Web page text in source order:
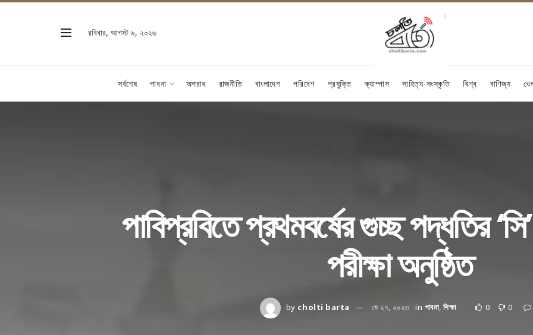
রবিবার, আগস্ট ৯, ২০২৬
সর্বশেষ পাবনা অপরাধ রাজনীতি বাংলাদেশ পরিবেশ প্রযুক্তি ক্যাম্পাস সাহিত্য-সংস্কৃতি বিশ্ব বাণিজ্য
পাবিপ্রবিতে প্রথমবর্ষের গুচ্ছ পদ্ধতির
পরীক্ষা অনুষ্ঠিত
by cholti barta মে ২৭, ২০২৩ in পাবনা,শিক্ষা 0 0